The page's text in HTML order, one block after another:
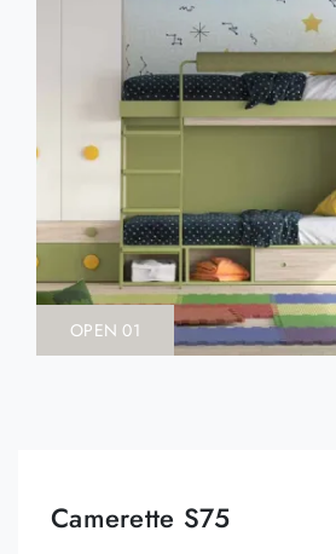
OPEN 01
Camerette S75